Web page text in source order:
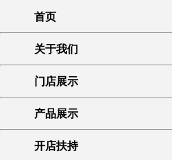
首页
关于我们
门店展示
产品展示
开店扶持